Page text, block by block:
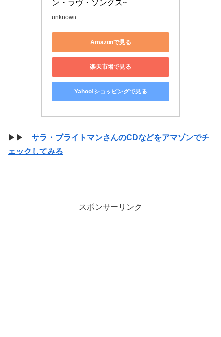
ン・ラヴ・ソングス~
unknown
Amazonで見る
楽天市場で見る
Yahoo!ショッピングで見る
▶▶ サラ・ブライトマンさんのCDなどをアマゾンでチ
ェックしてみる
スポンサーリンク